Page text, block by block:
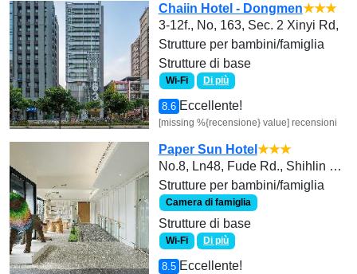
Chaiin Hotel - Dongmen★★★
3-12f., No, 163, Sec. 2 Xinyi Rd,
Strutture per bambini/famiglia
Strutture di base
Wi-Fi Di più
8.6 Eccellente!
[missing %{recensione} value] recensioni
Paper Sun Hotel ★★★
No.8, Ln48, Fude Rd., Shihlin Dist.,
Strutture per bambini/famiglia
Camera di famiglia
Strutture di base
Wi-Fi Di più
8.5 Eccellente!